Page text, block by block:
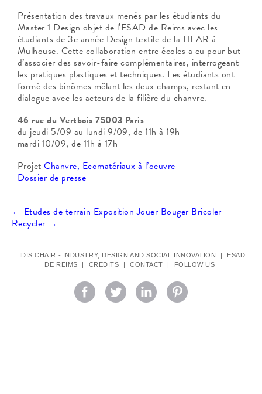
Présentation des travaux menés par les étudiants du
Master 1 Design objet de l’ESAD de Reims avec les
étudiants de 3e année Design textile de la HEAR à
Mulhouse. Cette collaboration entre écoles a eu pour but
d’associer des savoir-faire complémentaires, interrogeant
les pratiques plastiques et techniques. Les étudiants ont
formé des binômes mêlant les deux champs, restant en
dialogue avec les acteurs de la filière du chanvre.
46 rue du Vertbois 75003 Paris
du jeudi 5/09 au lundi 9/09, de 11h à 19h
mardi 10/09, de 11h à 17h
ProjetChanvre, Ecomatériaux à l’oeuvre
Dossier de presse
Post
navigation
← Etudes de terrain Exposition Jouer Bouger Bricoler
Recycler →
IDIS CHAIR - INDUSTRY, DESIGN AND SOCIAL INNOVATION |
ESAD
DE REIMS
| CREDITS | CONTACT | FOLLOW US